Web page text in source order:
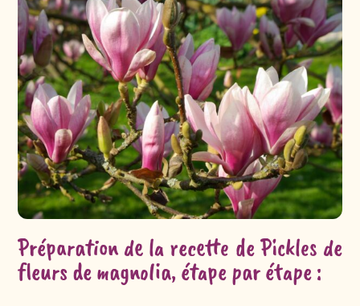
Préparation de la recette de Pickles de
fleurs de magnolia, étape par étape :